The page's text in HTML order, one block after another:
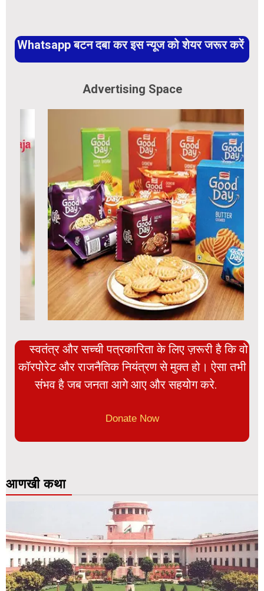
Whatsapp बटन दबा कर इस न्यूज को शेयर जरूर करें
Advertising Space
स्वतंत्र और सच्ची पत्रकारिता के लिए ज़रूरी है कि वो
कॉरपोरेट और राजनैतिक नियंत्रण से मुक्त हो। ऐसा तभी
संभव है जब जनता आगे आए और सहयोग करे.
Donate Now
आणखी कथा